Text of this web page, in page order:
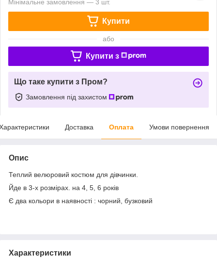
Мінімальне замовлення — 3 шт.
Купити
або
Купити з
Що таке купити з Пром?
Замовлення під захистом
Доставка Оплата Умови повернення
Опис
Теплий велюровий костюм для дівчинки.
Йде в 3-х розмірах. на 4, 5, 6 років
Є два кольори в наявності : чорний, бузковий
Характеристики